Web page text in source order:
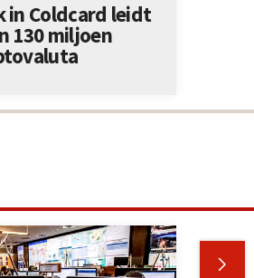
in Coldcard leidt
130 miljoen
